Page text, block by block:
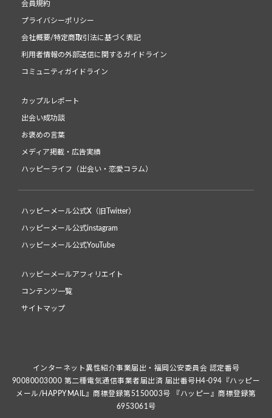
会員規約
プライバシーポリシー
会社概要/特定商取引法に基づく表記
利用者情報の外部送信に関するガイドライン
コミュニティガイドライン
カップルレポート
出会い成功談
お褒めの言葉
メディア掲載・広告実績
ハッピーライフ（出会い・恋愛コラム）
ハッピーメール公式X（旧Twitter）
ハッピーメール公式instagram
ハッピーメール公式YouTube
ハッピーメールアフィリエイト
コンテンツ一覧
サイトマップ
インターネット異性紹介事業届出・福岡公安委員会 認定番号
90080003000 第二種電気通信事業者届出済 届出番号H4-094『ハッピー
メール/HAPPYMAIL』商標登録第5150003号 『ハッピー』商標登録第
6953061号